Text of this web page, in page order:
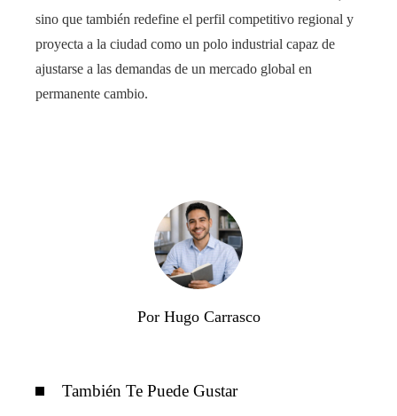
sino que también redefine el perfil competitivo regional y
proyecta a la ciudad como un polo industrial capaz de
ajustarse a las demandas de un mercado global en
permanente cambio.
Por Hugo Carrasco
También Te Puede Gustar